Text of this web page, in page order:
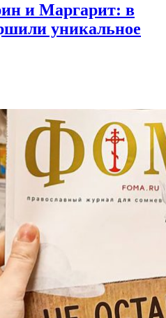
и Маргарит: в
уникальное